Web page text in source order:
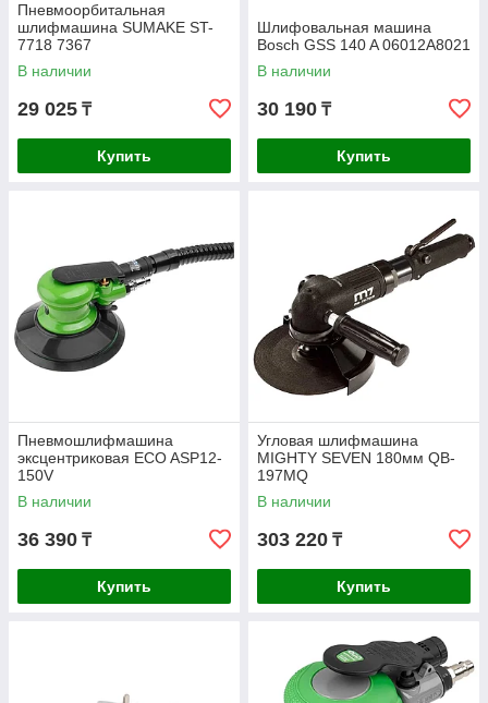
Пневмоорбитальная
шлифмашина SUMAKE ST-
7718 7367
В наличии
29 025 ₸
Купить
Шлифовальная машина
Bosch GSS 140 A 06012A8021
В наличии
30 190 ₸
Купить
Пневмошлифмашина
эксцентриковая ECO ASP12-
150V
В наличии
36 390 ₸
Купить
Угловая шлифмашина
MIGHTY SEVEN 180мм QB-
197MQ
В наличии
303 220 ₸
Купить